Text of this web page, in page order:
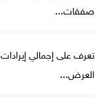
صفقات...
العرض...